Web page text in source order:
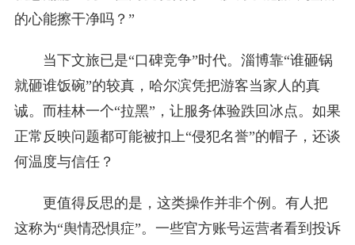
的心能擦干净吗？”
当下文旅已是“口碑竞争”时代。淄博靠“谁砸锅
就砸谁饭碗”的较真，哈尔滨凭把游客当家人的真
诚。而桂林一个“拉黑”，让服务体验跌回冰点。如果
正常反映问题都可能被扣上“侵犯名誉”的帽子，还谈
何温度与信任？
更值得反思的是，这类操作并非个例。有人把
这称为“舆情恐惧症”。一些官方账号运营者看到投诉